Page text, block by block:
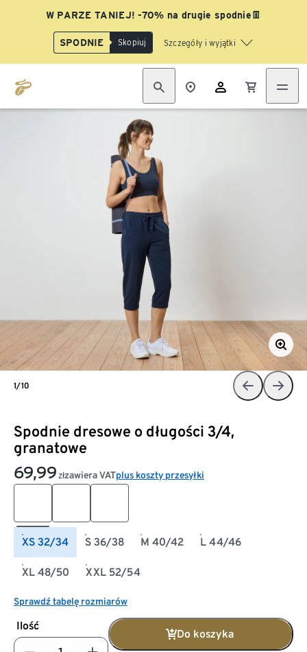
W PARZE TANIEJ! -70% na drugie spodnie👖
SPODNIE Skopiuj Szczegóły i wyjątki
Spodnie dresowe o długości 3/4,
granatowe
69,99 złzawiera VATplus koszty przesyłki
XS 32/34 S 36/38 M 40/42 L 44/46
XL 48/50 XXL 52/54
Sprawdź tabelę rozmiarów
Ilość
Do koszyka
1/10